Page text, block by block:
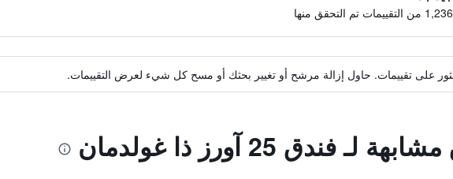
1,236 من التقييمات تم التحقق منها
على تقييمات. حاول إزالة مرشح أو تغيير بحثك أو مسح كل شيء لعرض التقييمات.
لـ فندق 25 آورز ذا غولدمان